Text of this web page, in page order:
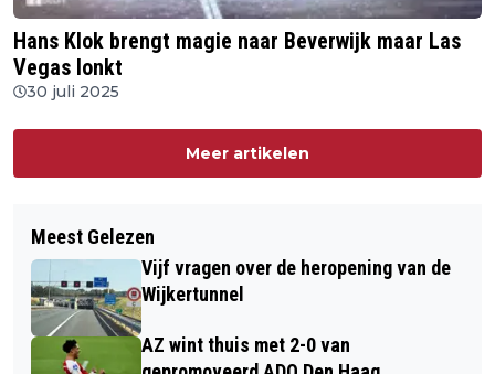
Hans Klok brengt magie naar Beverwijk maar Las
Vegas lonkt
30 juli 2025
Meer artikelen
Meest Gelezen
Vijf vragen over de heropening van de
Wijkertunnel
AZ wint thuis met 2-0 van